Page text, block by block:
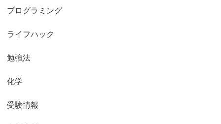
プログラミング
ライフハック
勉強法
化学
受験情報